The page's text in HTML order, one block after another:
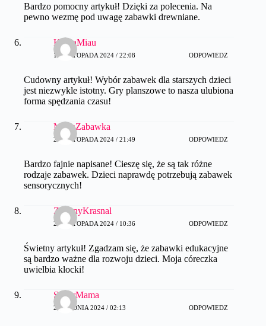
Bardzo pomocny artykuł! Dzięki za polecenia. Na
pewno wezmę pod uwagę zabawki drewniane.
KotkaMiau
19 LISTOPADA 2024 / 22:08 ODPOWIEDZ
Cudowny artykuł! Wybór zabawek dla starszych dzieci
jest niezwykle istotny. Gry planszowe to nasza ulubiona
forma spędzania czasu!
MartaZabawka
21 LISTOPADA 2024 / 21:49 ODPOWIEDZ
Bardzo fajnie napisane! Cieszę się, że są tak różne
rodzaje zabawek. Dzieci naprawdę potrzebują zabawek
sensorycznych!
ZielonyKrasnal
29 LISTOPADA 2024 / 10:36 ODPOWIEDZ
Świetny artykuł! Zgadzam się, że zabawki edukacyjne
są bardzo ważne dla rozwoju dzieci. Moja córeczka
uwielbia klocki!
SuperMama
2 GRUDNIA 2024 / 02:13 ODPOWIEDZ